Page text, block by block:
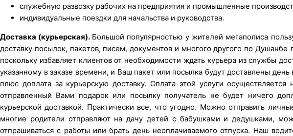
служебную развозку рабочих на предприятия и промышленные
индивидуальные поездки для начальства и руководства.
Доставка (курьерская). Большой популярностью у жителей мегаполиса
доставку посылок, пакетов, писем, документов и многого другого по
поскольку избавляет клиентов от необходимости ждать курьера из службы
указанному в заказе времени, и Ваш пакет или посылка будут доставлены
плюс доплата за курьерскую доставку. Оплата этой услуги
отправленный Вами подарок или посылку получатель не будет ничего
курьерской доставкой. Практически все, что угодно. Можно отправить
многие родители отправляют на дачу детей с бабушками и дедушками,
отпрашиваться с работы или брать день неоплачиваемого отпуска. Наш